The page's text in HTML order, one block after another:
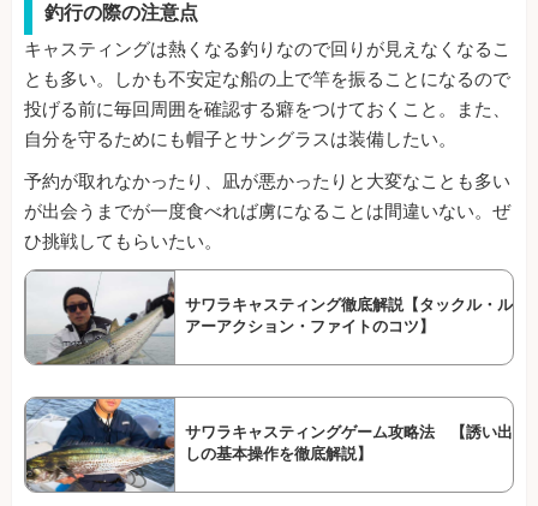
釣行の際の注意点
キャスティングは熱くなる釣りなので回りが見えなくなるこ
とも多い。しかも不安定な船の上で竿を振ることになるので
投げる前に毎回周囲を確認する癖をつけておくこと。また、
自分を守るためにも帽子とサングラスは装備したい。
予約が取れなかったり、凪が悪かったりと大変なことも多い
が出会うまでが一度食べれば虜になることは間違いない。ぜ
ひ挑戦してもらいたい。
サワラキャスティング徹底解説【タックル・ル
アーアクション・ファイトのコツ】
サワラキャスティングゲーム攻略法 【誘い出
しの基本操作を徹底解説】